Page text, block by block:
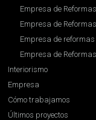
Empresa de
Empresa de
Empresa de
Empresa de
Interiorismo
Empresa
Cómo trabajamos
Últimos proyectos